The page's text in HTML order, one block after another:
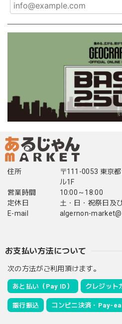
住所
〒111-0053 東京
ル1F
営業時間
10:00～18:00
定休日
土・日・祝祭日及
E-mail
algernon-
お支払い方法について
次の方法がご利用頂けます。
あと払い（Pay ID） クレジット
銀行振込 コンビニ決済・Pay-